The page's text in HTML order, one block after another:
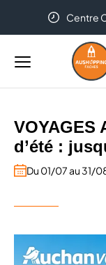
Centre
Menu
principal
le
site
Les
Aushopping Faches
remise
VOYAGES
d’été :
Du 01/07 au 31/